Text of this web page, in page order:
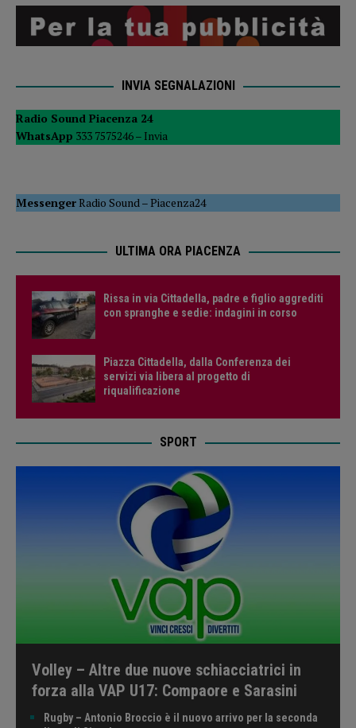
INVIA SEGNALAZIONI
Radio Sound Piacenza 24
WhatsApp 333 7575246 – Invia
MessengerRadio Sound–Piacenza24
ULTIMA ORA PIACENZA
Rissa in via Cittadella, padre e figlio aggrediti
con spranghe e sedie: indagini in corso
Piazza Cittadella, dalla Conferenza dei
servizi via libera al progetto di
riqualificazione
SPORT
Volley – Altre due nuove schiacciatrici in
forza alla VAP U17: Compaore e Sarasini
Rugby – Antonio Broccio è il nuovo arrivo per la seconda